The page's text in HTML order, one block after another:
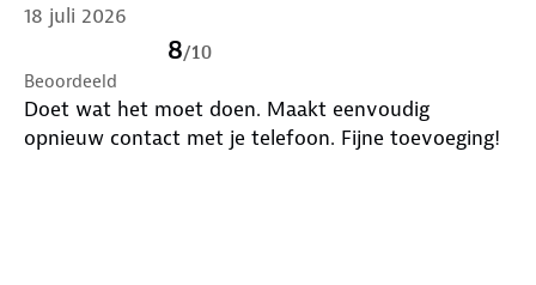
Eenvoudig oproepen beantwoorden en ophangen
Automatische bluetooth verbinding
Ondersteunt A2DP, AVRCP en HFP
18 juli 2026
8/10
Beoordeeld
Doet wat het moet doen. Maakt eenvoudig
opnieuw contact met je telefoon. Fijne toevoeging!